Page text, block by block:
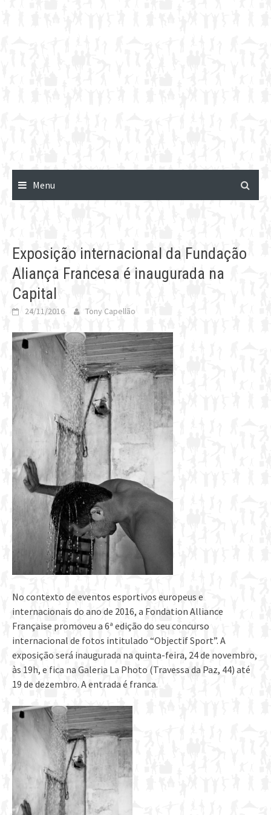
Menu
Exposição internacional da Fundação
Aliança Francesa é inaugurada na
Capital
24/11/2016 Tony Capellão
No contexto de eventos esportivos europeus e
internacionais do ano de 2016, a Fondation Alliance
Française promoveu a 6ª edição do seu concurso
internacional de fotos intitulado “Objectif Sport”. A
exposição será inaugurada na quinta-feira, 24 de novembro,
às 19h, e fica na Galeria La Photo (Travessa da Paz, 44) até
19 de dezembro. A entrada é franca.